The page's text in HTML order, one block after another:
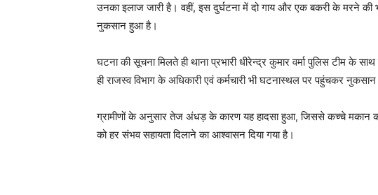
उनका इलाज जारी है। वहीं, इस दुर्घटना में दो गाय और एक बकरी के मरने की
नुकसान हुआ है।
घटना की सूचना मिलते ही थाना प्रभारी धीरेन्द्र कुमार वर्मा पुलिस टीम के
ही राजस्व विभाग के अधिकारी एवं कर्मचारी भी घटनास्थल पर पहुंचकर
ग्रामीणों के अनुसार तेज अंधड़ के कारण यह हादसा हुआ, जिससे कच्चे मकान का
को हर संभव सहायता दिलाने का आश्वासन दिया गया है।